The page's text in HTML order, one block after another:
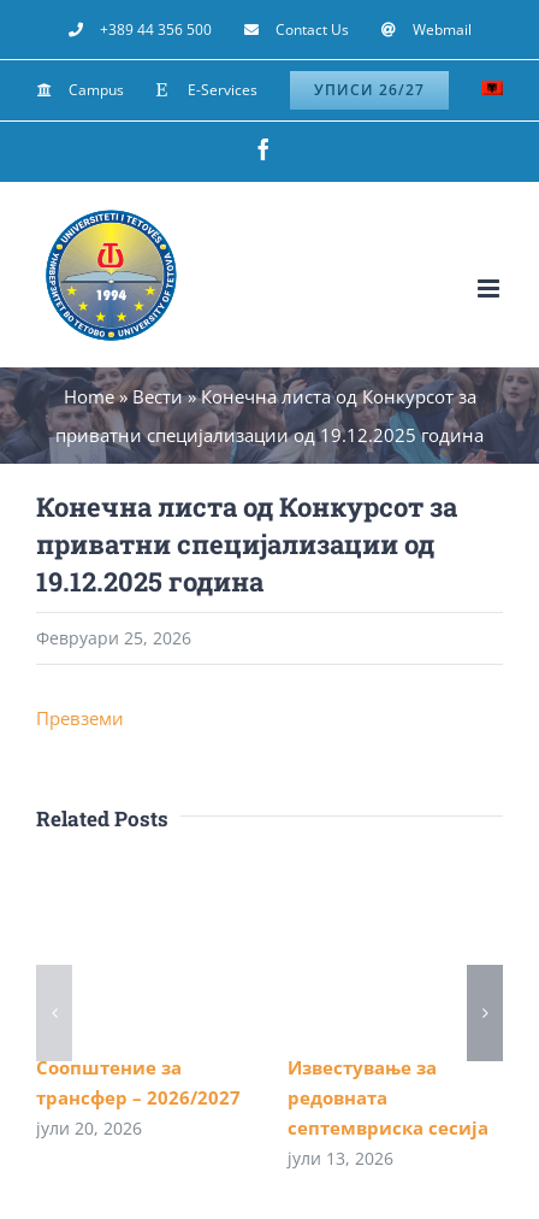
to
content
+389 44 356 500 Contact Us Webmail
Campus E-Services УПИСИ 26/27
Home»Вести»Конечна листа од Конкурсот за
приватни специјализации од 19.12.2025 година
Конечна листа од Конкурсот за
приватни специјализации од
19.12.2025 година
Февруари 25, 2026
Превземи
Related Posts
Соопштение за
трансфер – 2026/2027
јули 20, 2026
Известување за
редовната
септемвриска сесија
јули 13, 2026